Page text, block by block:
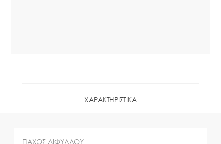
ΧΑΡΑΚΤΗΡΙΣΤΙΚΑ
ΠΑΧΟΣ ΔΙΦΥΛΛΟΥ